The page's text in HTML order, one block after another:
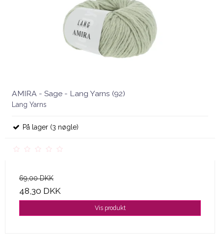
AMIRA - Sage - Lang Yarns (92)
Lang Yarns
På lager (3 nøgle)
69,00 DKK
48,30 DKK
Vis produkt